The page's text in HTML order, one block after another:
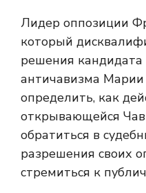
Лидер оппозиции
который
решения
античавизма
определить, как
открывающейся
обратиться в
разрешения своих
стремиться к